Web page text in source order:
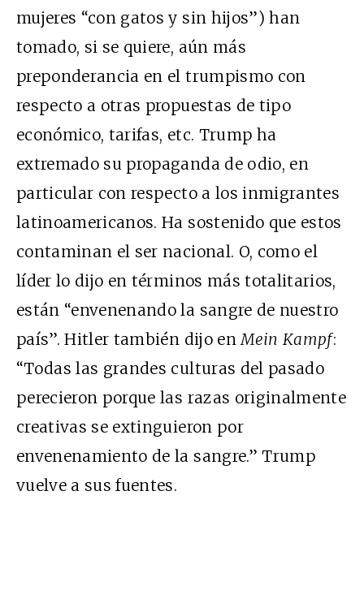
mujeres “con gatos y sin hijos”) han
tomado, si se quiere, aún más
preponderancia en el trumpismo con
respecto a otras propuestas de tipo
económico, tarifas, etc. Trump ha
extremado su propaganda de odio, en
particular con respecto a los inmigrantes
latinoamericanos. Ha sostenido que estos
contaminan el ser nacional. O, como el
líder lo dijo en términos más totalitarios,
están “envenenando la sangre de nuestro
país”. Hitler también dijo enMein Kampf:
“Todas las grandes culturas del pasado
perecieron porque las razas originalmente
creativas se extinguieron por
envenenamiento de la sangre.” Trump
vuelve a sus fuentes.